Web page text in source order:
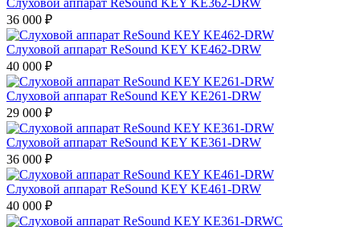
36 000 ₽
Слуховой аппарат ReSound KEY KE462-DRW
40 000 ₽
Слуховой аппарат ReSound KEY KE261-DRW
29 000 ₽
Слуховой аппарат ReSound KEY KE361-DRW
36 000 ₽
Слуховой аппарат ReSound KEY KE461-DRW
40 000 ₽